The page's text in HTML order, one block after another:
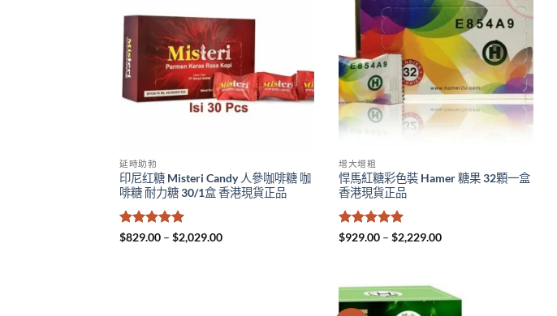
延時助勃
印尼红糖 Misteri Candy 人參咖啡糖 咖
啡糖 耐力糖 30/1盒 香港現貨正品
評分5滿
$829.00 – $2,029.00Price
增大增粗
悍馬紅糖彩色裝 Hamer 糖果 32顆一盒
香港現貨正品
評分5滿
$929.00 – $2,229.00Price